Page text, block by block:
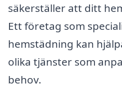
säkerställer att ditt
Ett företag som
hemstädning kan
olika tjänster som
behov.